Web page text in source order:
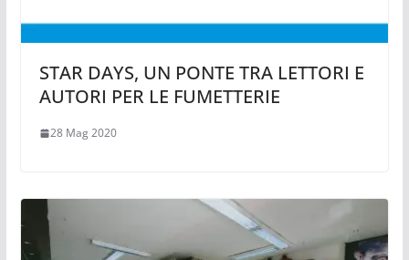
STAR DAYS, UN PONTE TRA LETTORI E
AUTORI PER LE FUMETTERIE
28 Mag 2020